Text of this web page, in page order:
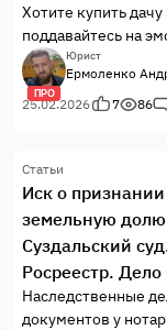
Хотите купить
поддавайтесь на
юристом.
ПРО
Юрист
Ермоленко
25.02.2026
7 86
Статьи
Иск о
земельную
Суздальский
Росреестр.
Наследственные
документов у